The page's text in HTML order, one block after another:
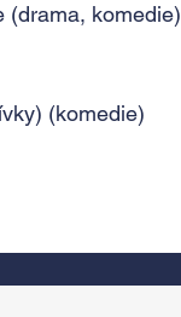
(drama, komedie)
(komedie)